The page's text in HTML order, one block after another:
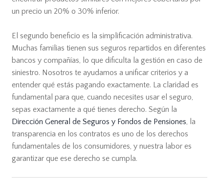
un precio un 20% o 30% inferior.
El segundo beneficio es la simplificación administrativa.
Muchas familias tienen sus seguros repartidos en diferentes
bancos y compañías, lo que dificulta la gestión en caso de
siniestro. Nosotros te ayudamos a unificar criterios y a
entender qué estás pagando exactamente. La claridad es
fundamental para que, cuando necesites usar el seguro,
sepas exactamente a qué tienes derecho. Según la
Dirección General de Seguros y Fondos de Pensiones, la
transparencia en los contratos es uno de los derechos
fundamentales de los consumidores, y nuestra labor es
garantizar que ese derecho se cumpla.